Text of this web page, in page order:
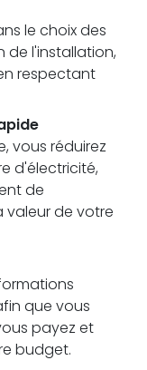
le choix des
l'installation,
respectant
vous réduirez
d'électricité,
de
de votre
que vous
payez et
budget.